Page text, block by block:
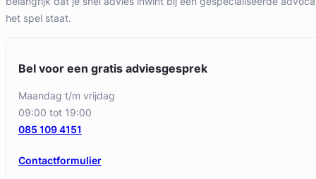
het spel staat.
Bel voor een gratis adviesgesprek
maandag t/m vrijdag
09:00 tot 19:00
Contactformulier
085 109 4151